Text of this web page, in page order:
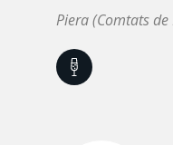
Piera (Comtats